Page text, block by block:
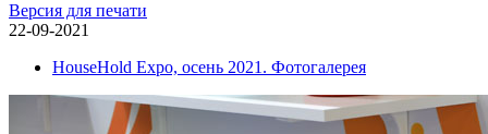
Версия для печати
22-09-2021
HouseHold Expo, осень 2021. Фотогалерея